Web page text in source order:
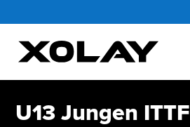
U13 Jungen ITTF